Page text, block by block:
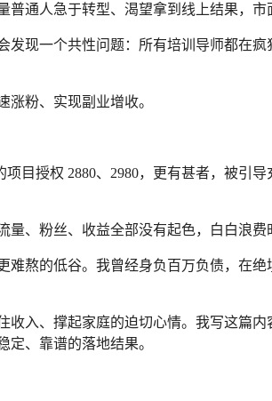
通人急于转型、渴望拿到线上结果，市
现一个共性问题：所有培训导师都在
粉、实现副业增收。
目授权 2880、2980，更有甚者，被引
、粉丝、收益全部没有起色，白白浪费
熬的低谷。我曾经身负百万负债，在
入、撑起家庭的迫切心情。我写这篇
、靠谱的落地结果。